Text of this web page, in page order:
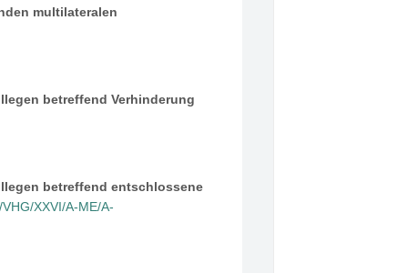
multilateralen
betreffend Verhinderung
betreffend entschlossene
XXVI/A-ME/A-